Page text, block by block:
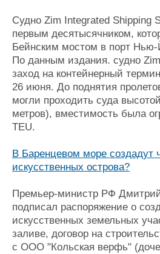
Судно Zim Integrated Shipping
первым десятысячником,
Бейнским мостом в порт
По данным издания. судно
заход на контейнерный
26 июня. До поднятия
могли проходить суда
метров), вместимость была
TEU.
В Баренцевом море создадут
искусственных острова?
Премьер-министр РФ
подписал распоряжение о
искусственных земельных
заливе, договор на
с ООО "Кольская верфь"